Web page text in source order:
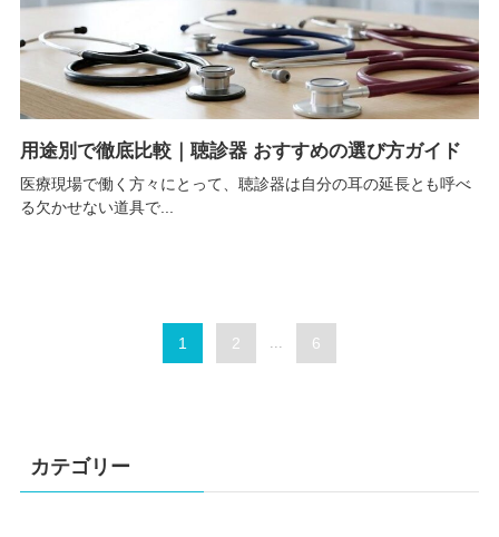
用途別で徹底比較｜聴診器 おすすめの選び方ガイド
医療現場で働く方々にとって、聴診器は自分の耳の延長とも呼べ
る欠かせない道具で...
1 2 6
カテゴリー